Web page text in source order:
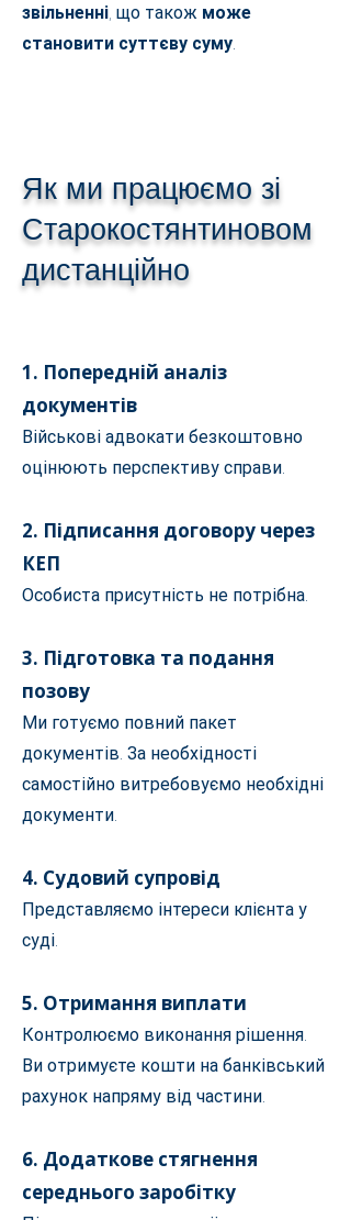
звільненні, що також може
становити суттєву суму.
Як ми працюємо зі
Старокостянтиновом
дистанційно
1. Попередній аналіз
документів
Військові адвокати безкоштовно
оцінюють перспективу справи.
2. Підписання договору через
КЕП
Особиста присутність не потрібна.
3. Підготовка та подання
позову
Ми готуємо повний пакет
документів. За необхідності
самостійно витребовуємо необхідні
документи.
4. Судовий супровід
Представляємо інтереси клієнта у
суді.
5. Отримання виплати
Контролюємо виконання рішення.
Ви отримуєте кошти на банківський
рахунок напряму від частини.
6. Додаткове стягнення
середнього заробітку